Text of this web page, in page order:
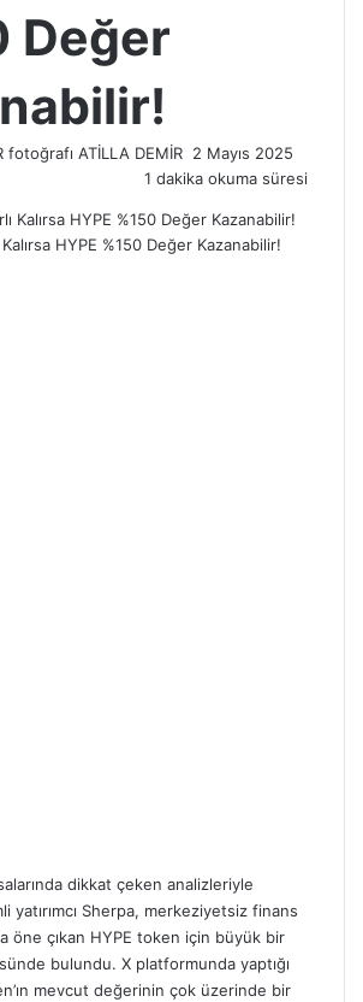
Değer
ATİLLA DEMİR Bir
e-
göndermek
2 Mayıs 2025
1 dakika okuma süresi
HYPE %150 Değer Kazanabilir!
dikkat çeken analizleriyle
yatırımcı Sherpa, merkeziyetsiz finans
öne çıkan HYPE token için büyük bir
bulundu. X platformunda yaptığı
mevcut değerinin çok üzerinde bir